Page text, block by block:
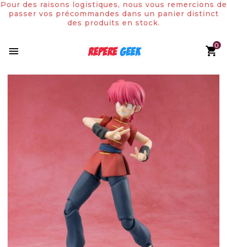

Pour des raisons logistiques, nous vous remercions de
passer vos précommandes dans un panier distinct
des produits en stock.
0